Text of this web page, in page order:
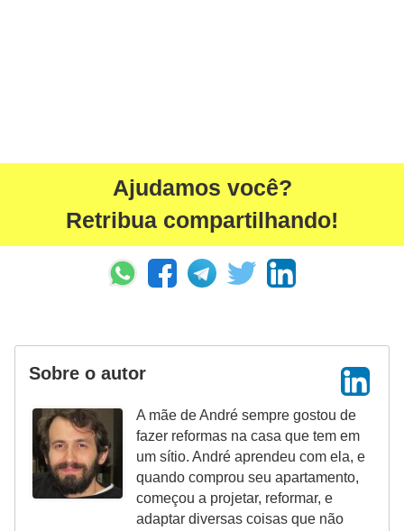
Ajudamos você?
Retribua compartilhando!
Sobre o autor
A mãe de André sempre gostou de
fazer reformas na casa que tem em
um sítio. André aprendeu com ela, e
quando comprou seu apartamento,
começou a projetar, reformar, e
adaptar diversas coisas que não